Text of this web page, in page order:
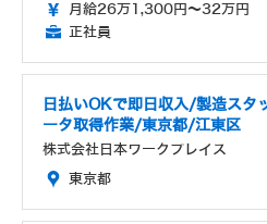
月給26万1,300円～32万円
正社員
日払いOKで即日収入/製造スタ
ータ取得作業/東京都/江東区
株式会社日本ワークプレイス
東京都